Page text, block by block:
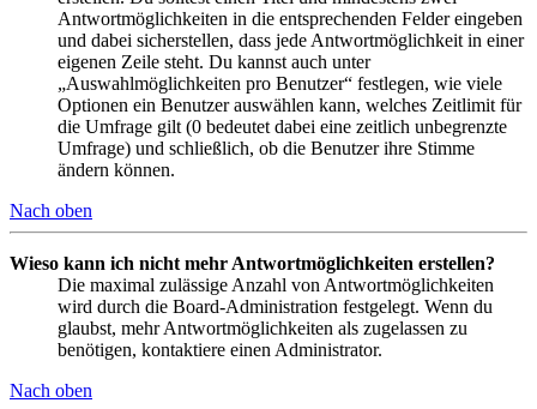
Antwortmöglichkeiten in die entsprechenden Felder eingeben
und dabei sicherstellen, dass jede Antwortmöglichkeit in einer
eigenen Zeile steht. Du kannst auch unter
„Auswahlmöglichkeiten pro Benutzer“ festlegen, wie viele
Optionen ein Benutzer auswählen kann, welches Zeitlimit für
die Umfrage gilt (0 bedeutet dabei eine zeitlich unbegrenzte
Umfrage) und schließlich, ob die Benutzer ihre Stimme
ändern können.
Nach oben
Wieso kann ich nicht mehr Antwortmöglichkeiten erstellen?
Die maximal zulässige Anzahl von Antwortmöglichkeiten
wird durch die Board-Administration festgelegt. Wenn du
glaubst, mehr Antwortmöglichkeiten als zugelassen zu
benötigen, kontaktiere einen Administrator.
Nach oben